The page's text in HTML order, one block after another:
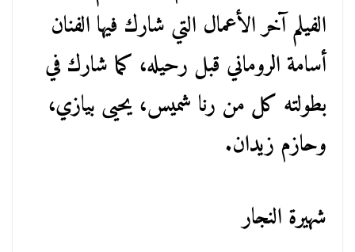
الفيلم آخر الأعمال التي شارك فيها الفنان
أسامة الروماني قبل رحيله، كما شارك في
بطولته كل من رنا شميس، يحيى بيازي،
وحازم زيدان.
شهيرة النجار